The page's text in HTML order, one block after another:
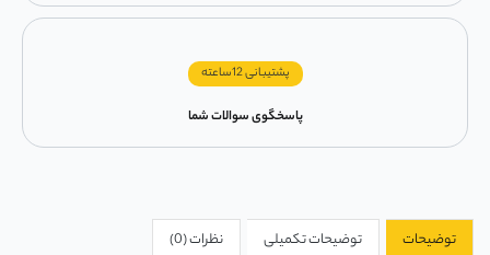
پشتیبانی 12ساعته
پاسخگوی سوالات شما
توضیحات توضیحات تکمیلی نظرات (0)